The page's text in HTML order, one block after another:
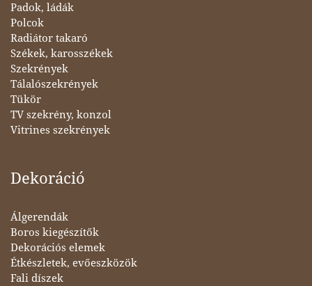
Padok, ládák
Polcok
Radiátor takaró
Székek, karosszékek
Szekrények
Tálalószekrények
Tükör
TV szekrény, konzol
Vitrines szekrények
Dekoráció
Álgerendák
Boros kiegészítők
Dekorációs elemek
Étkészletek, evőeszközök
Fali díszek